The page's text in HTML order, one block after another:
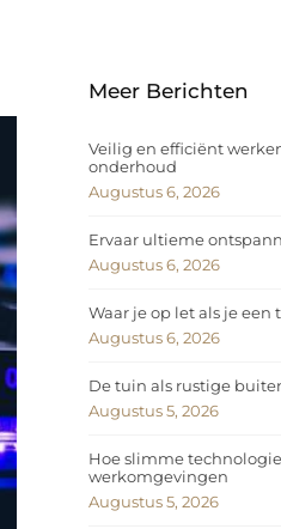
Meer Berichten
Veilig en efficiënt
onderhoud
Augustus 6, 2026
Ervaar ultieme
Augustus 6, 2026
Waar je op let als je
Augustus 6, 2026
De tuin als rustige
Augustus 5, 2026
Hoe slimme
werkomgevingen
Augustus 5, 2026